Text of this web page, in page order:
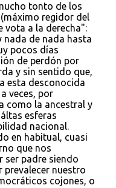
tonto de los
regidor del
vota a la derecha":
nada de nada hasta
pocos días
de perdón por
y sin sentido que,
esta desconocida
veces, por
como la ancestral y
esferas
nacional.
en habitual, cuasi
que nos
ser padre siendo
prevalecer nuestro
cojones, o